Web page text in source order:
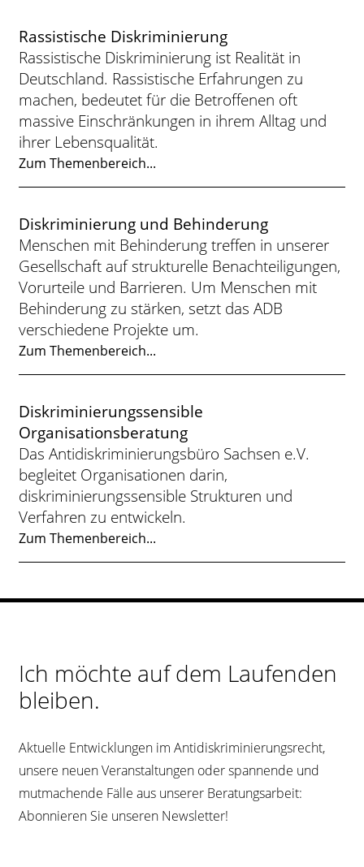
Rassistische Diskriminierung
Rassistische Diskriminierung ist Realität in
Deutschland. Rassistische Erfahrungen zu
machen, bedeutet für die Betroffenen oft
massive Einschränkungen in ihrem Alltag und
ihrer Lebensqualität.
Zum Themenbereich...
Diskriminierung und Behinderung
Menschen mit Behinderung treffen in unserer
Gesellschaft auf strukturelle Benachteiligungen,
Vorurteile und Barrieren. Um Menschen mit
Behinderung zu stärken, setzt das ADB
verschiedene Projekte um.
Zum Themenbereich...
Diskriminierungssensible
Organisationsberatung
Das Antidiskriminierungsbüro Sachsen e.V.
begleitet Organisationen darin,
diskriminierungssensible Strukturen und
Verfahren zu entwickeln.
Zum Themenbereich...
Ich möchte auf dem Laufenden
bleiben.
Aktuelle Entwicklungen im Antidiskriminierungsrecht,
unsere neuen Veranstaltungen oder spannende und
mutmachende Fälle aus unserer Beratungsarbeit:
Abonnieren Sie unseren Newsletter!